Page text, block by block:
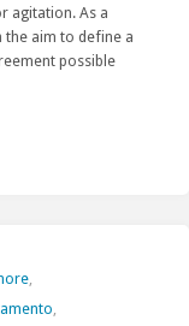
agitation. As a
the aim to define a
possible